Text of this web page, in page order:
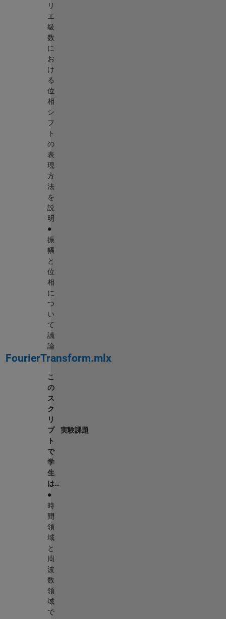
リ
エ
級
数
に
お
け
る
位
相
シ
フ
ト
の
表
現
方
法
を
説
明
∙
振
幅
と
位
相
に
つ
い
て
議
論
FourierTransform.mlx
こ
の
ス
ク
リ
プ
ト
で
学
生
は…
実験課題
時
間
領
域
と
周
波
数
領
域
で